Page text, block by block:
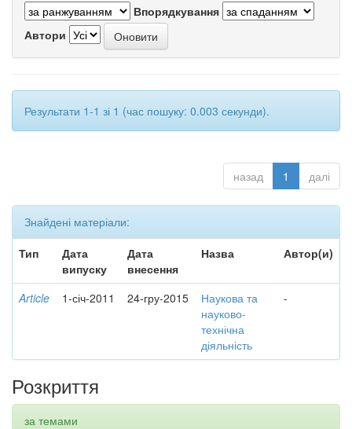
Впорядкування
Автори
Результати 1-1 зі 1 (час пошуку: 0.003 секунди).
назад 1 далі
Знайдені матеріали:
Тип
Дата
випуску
Дата
внесення
Назва Автор(и)
Article 1-січ-2011 24-гру-2015
Наукова та
науково-
технічна
діяльність
-
Розкриття
за темами